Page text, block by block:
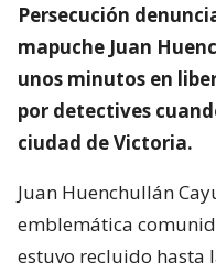
Persecución
mapuche Juan
unos minutos en
por detectives
ciudad de Victoria.
Juan Huenchullán
emblemática
estuvo recluido hasta